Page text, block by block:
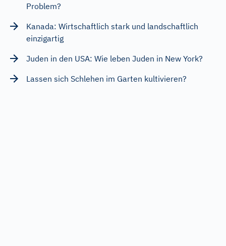
Problem?
Kanada: Wirtschaftlich stark und landschaftlich
einzigartig
Juden in den USA: Wie leben Juden in New York?
Lassen sich Schlehen im Garten kultivieren?